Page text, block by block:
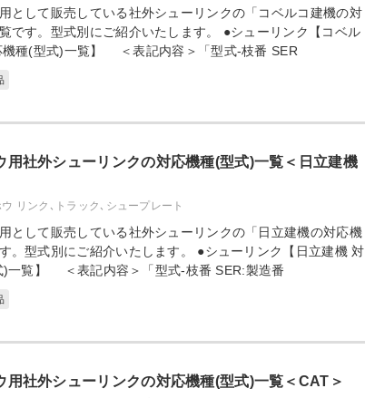
として販売している社外シューリンクの「コベルコ建機の対
です。型式別にご紹介いたします。 ●シューリンク【コベル
機種(型式)一覧】 ＜表記内容＞「型式-枝番 SER
用社外シューリンクの対応機種(型式)一覧＜日立建機
リンク､トラック､シュープレート
として販売している社外シューリンクの「日立建機の対応機
。型式別にご紹介いたします。 ●シューリンク【日立建機 対
)一覧】 ＜表記内容＞「型式-枝番 SER:製造番
用社外シューリンクの対応機種(型式)一覧＜CAT＞